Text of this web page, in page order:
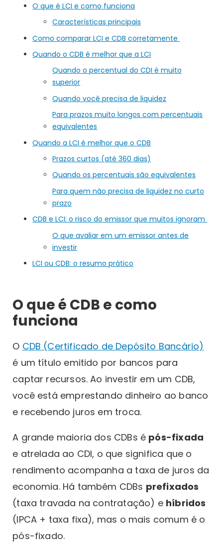
O que é LCI e como funciona
Características principais
Como comparar LCI e CDB corretamente
Quando o CDB é melhor que a LCI
Quando o percentual do CDI é muito
superior
Quando você precisa de liquidez
Para prazos muito longos com percentuais
equivalentes
Quando a LCI é melhor que o CDB
Prazos curtos (até 360 dias)
Quando os percentuais são equivalentes
Para quem não precisa de liquidez no curto
prazo
CDB e LCI: o risco do emissor que muitos ignoram
O que avaliar em um emissor antes de
investir
LCI ou CDB: o resumo prático
O que é CDB e como
funciona
O CDB (Certificado de Depósito Bancário)
é um título emitido por bancos para
captar recursos. Ao investir em um CDB,
você está emprestando dinheiro ao banco
e recebendo juros em troca.
A grande maioria dos CDBs é pós-fixada
e atrelada ao CDI, o que significa que o
rendimento acompanha a taxa de juros da
economia. Há também CDBs prefixados
(taxa travada na contratação) e híbridos
(IPCA + taxa fixa), mas o mais comum é o
pós-fixado.